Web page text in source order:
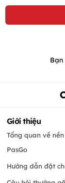
Bạn
Giới thiệu
Tổng quan về
PasGo
Hướng dẫn đặt